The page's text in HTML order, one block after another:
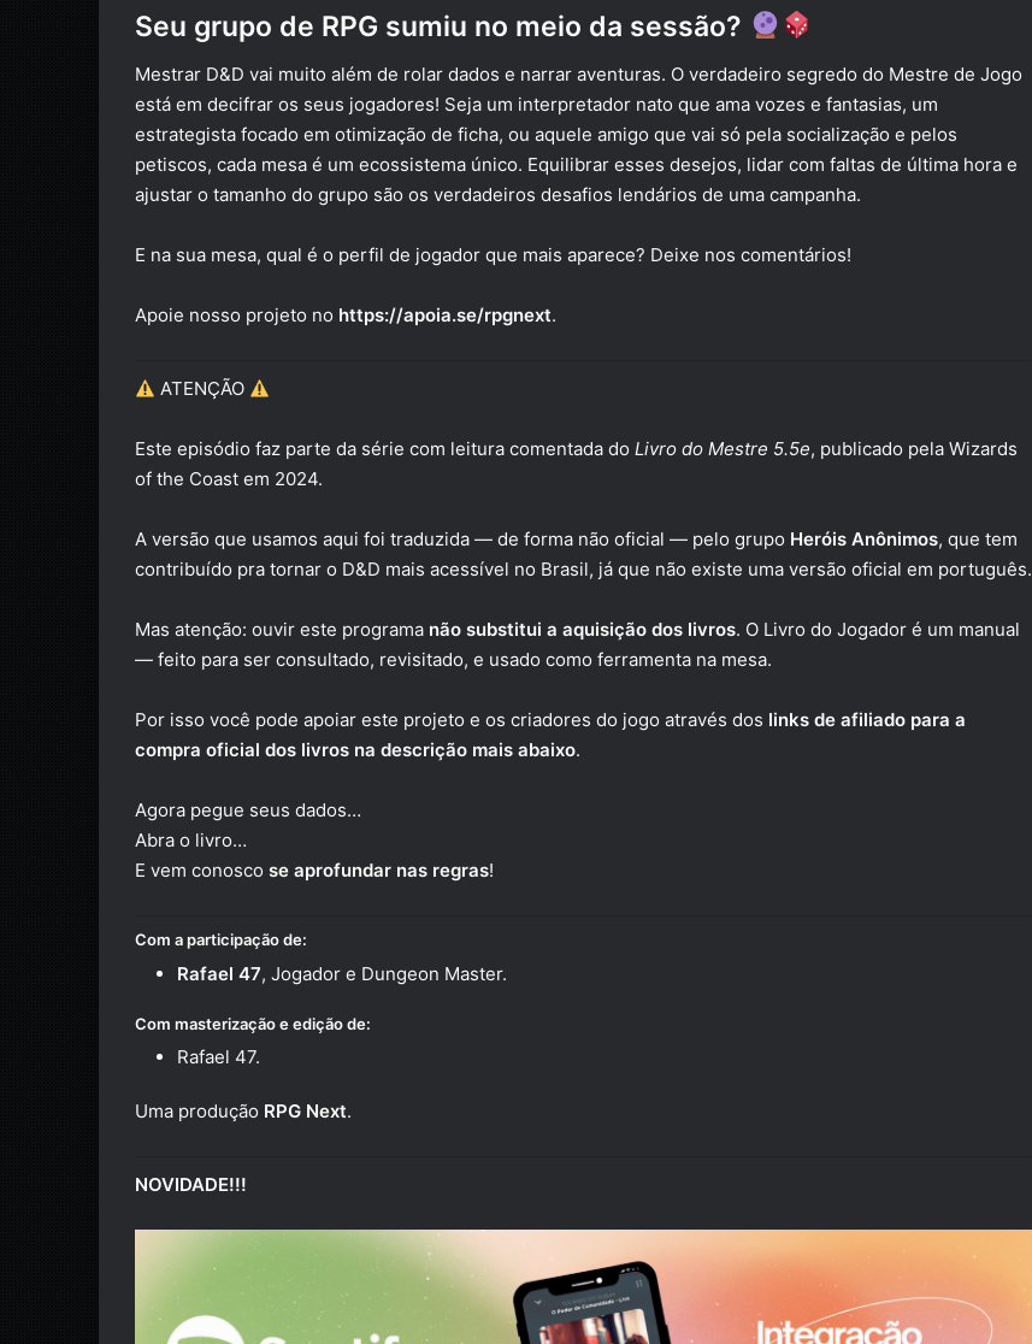
Seu grupo de RPG sumiu no meio da sessão?
Mestrar D&D vai muito além de rolar dados e narrar aventuras. O verdadeiro segredo do Mestre de Jogo
está em decifrar os seus jogadores! Seja um interpretador nato que ama vozes e fantasias, um
estrategista focado em otimização de ficha, ou aquele amigo que vai só pela socialização e pelos
petiscos, cada mesa é um ecossistema único. Equilibrar esses desejos, lidar com faltas de última hora e
ajustar o tamanho do grupo são os verdadeiros desafios lendários de uma campanha.
E na sua mesa, qual é o perfil de jogador que mais aparece? Deixe nos comentários!
Apoie nosso projeto no https://apoia.se/rpgnext.
ATENÇÃO
Este episódio faz parte da série com leitura comentada do Livro do Mestre 5.5e, publicado pela Wizards
of the Coast em 2024.
A versão que usamos aqui foi traduzida — de forma não oficial — pelo grupo Heróis Anônimos, que tem
contribuído pra tornar o D&D mais acessível no Brasil, já que não existe uma versão oficial em português.
Mas atenção: ouvir este programa não substitui a aquisição dos livros. O Livro do Jogador é um manual
— feito para ser consultado, revisitado, e usado como ferramenta na mesa.
Por isso você pode apoiar este projeto e os criadores do jogo através dos links de afiliado para a
compra oficial dos livros na descrição mais abaixo.
Agora pegue seus dados…
Abra o livro…
E vem conosco se aprofundar nas regras!
Com a participação de:
Rafael 47, Jogador e Dungeon Master.
Com masterização e edição de:
Rafael 47.
Uma produção RPG Next.
NOVIDADE!!!